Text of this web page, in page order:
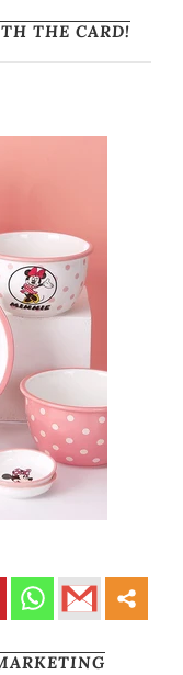
THE CARD!